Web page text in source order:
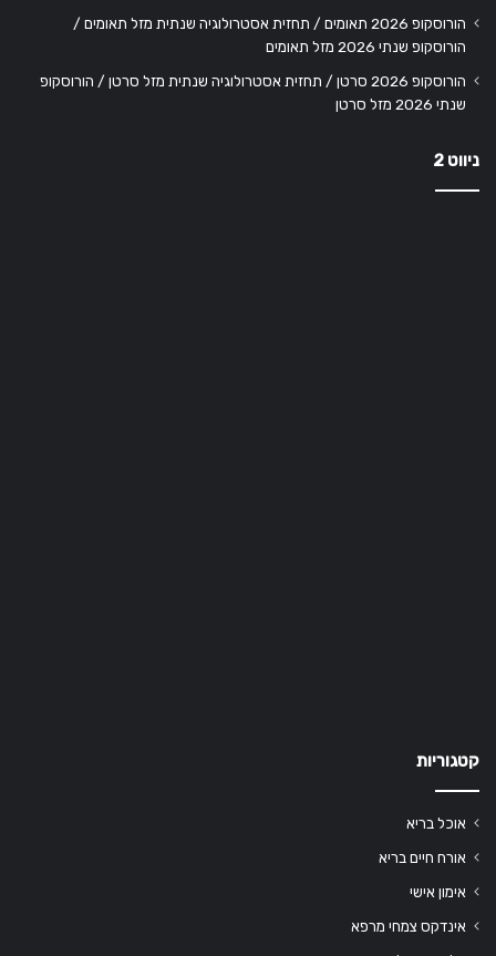
הורוסקופ 2026 תאומים / תחזית אסטרולוגיה שנתית מזל תאומים /
הורוסקופ שנתי 2026 מזל תאומים
הורוסקופ 2026 סרטן / תחזית אסטרולוגיה שנתית מזל סרטן / הורוסקופ
שנתי 2026 מזל סרטן
ניווט 2
קטגוריות
אוכל בריא
אורח חיים בריא
אימון אישי
אינדקס צמחי מרפא